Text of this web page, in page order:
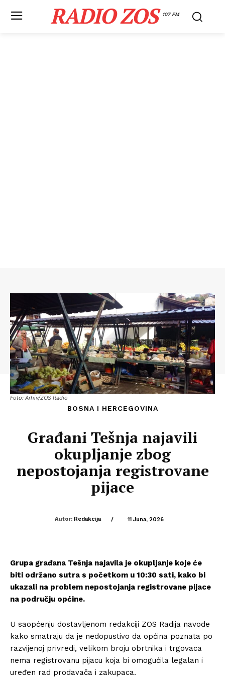
RADIO ZOS 107 FM
Foto: Arhiv/ZOS Radio
BOSNA I HERCEGOVINA
Građani Tešnja najavili
okupljanje zbog
nepostojanja registrovane
pijace
Autor: Redakcija / 11 Juna, 2026
Grupa građana Tešnja najavila je okupljanje koje će
biti održano sutra s početkom u 10:30 sati, kako bi
ukazali na problem nepostojanja registrovane pijace
na području općine.
U saopćenju dostavljenom redakciji ZOS Radija navode
kako smatraju da je nedopustivo da općina poznata po
razvijenoj privredi, velikom broju obrtnika i trgovaca
nema registrovanu pijacu koja bi omogućila legalan i
uređen rad prodavača i zakupaca.